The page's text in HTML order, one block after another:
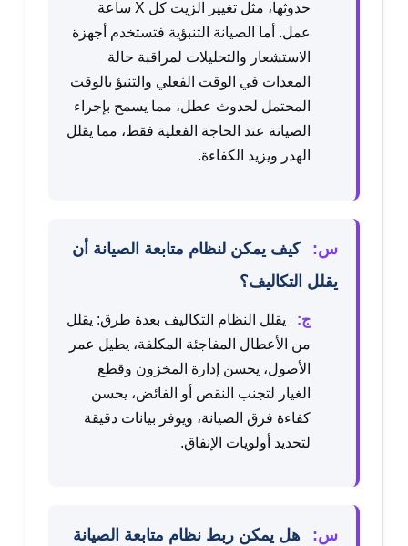
حدوثها، مثل تغيير الزيت كل X ساعة
عمل. أما الصيانة التنبؤية فتستخدم أجهزة
الاستشعار والتحليلات لمراقبة حالة
المعدات في الوقت الفعلي والتنبؤ بالوقت
المحتمل لحدوث عطل، مما يسمح بإجراء
الصيانة عند الحاجة الفعلية فقط، مما يقلل
الهدر ويزيد الكفاءة.
س:
كيف يمكن لنظام متابعة الصيانة أن
يقلل التكاليف؟
ج:
يقلل النظام التكاليف بعدة طرق: يقلل
من الأعطال المفاجئة المكلفة، يطيل عمر
الأصول، يحسن إدارة المخزون وقطع
الغيار لتجنب النقص أو الفائض، يحسن
كفاءة فرق الصيانة، ويوفر بيانات دقيقة
لتحديد أولويات الإنفاق.
س:
هل يمكن ربط نظام متابعة الصيانة